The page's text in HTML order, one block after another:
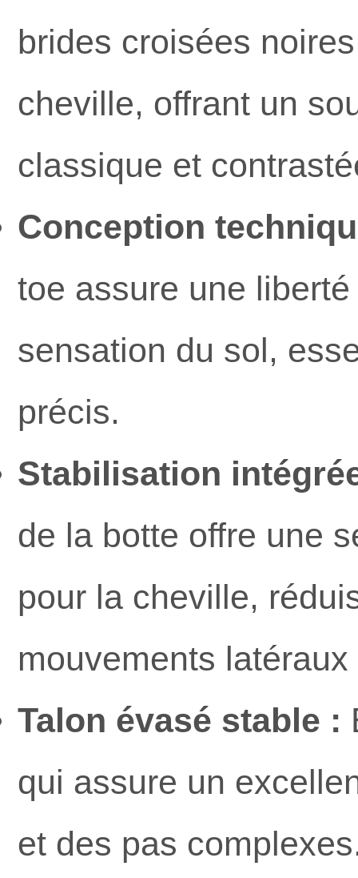
brides croisées
cheville, offrant un
classique et
Conception
toe assure une
sensation du sol,
précis.
Stabilisation
de la botte offre une
pour la cheville,
mouvements
Talon évasé stable :
qui assure un
et des pas